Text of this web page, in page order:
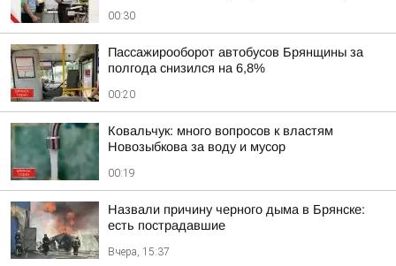
00:30
Пассажирооборот автобусов Брянщины за
полгода снизился на 6,8%
00:20
Ковальчук: много вопросов к властям
Новозыбкова за воду и мусор
00:19
Назвали причину черного дыма в Брянске:
есть пострадавшие
Вчера, 15:37